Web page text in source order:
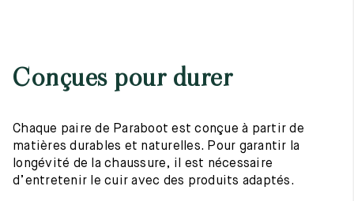
Conçues pour durer
Chaque paire de Paraboot est conçue à partir de
matières durables et naturelles. Pour garantir la
longévité de la chaussure, il est nécessaire
d’entretenir le cuir avec des produits adaptés.